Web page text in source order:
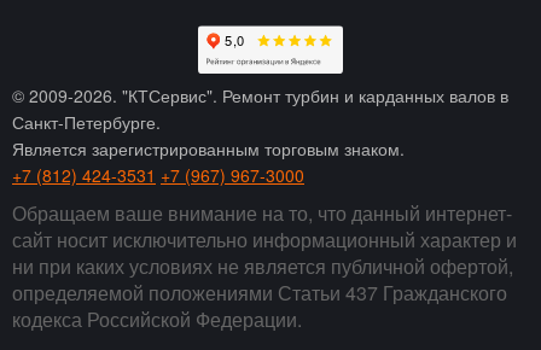
© 2009-2026. "КТСервис". Ремонт турбин и карданных валов в
Санкт-Петербурге.
Является зарегистрированным торговым знаком.
+7 (812) 424-3531 +7 (967) 967-3000
Обращаем ваше внимание на то, что данный интернет-
сайт носит исключительно информационный характер и
ни при каких условиях не является публичной офертой,
определяемой положениями Статьи 437 Гражданского
кодекса Российской Федерации.